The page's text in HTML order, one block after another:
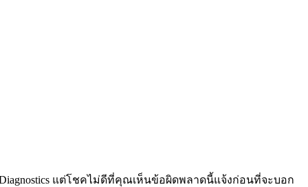
แต่โชคไม่ดีที่คุณเห็นข้อผิดพลาดนี้แจ้งก่อนที่จะบอก